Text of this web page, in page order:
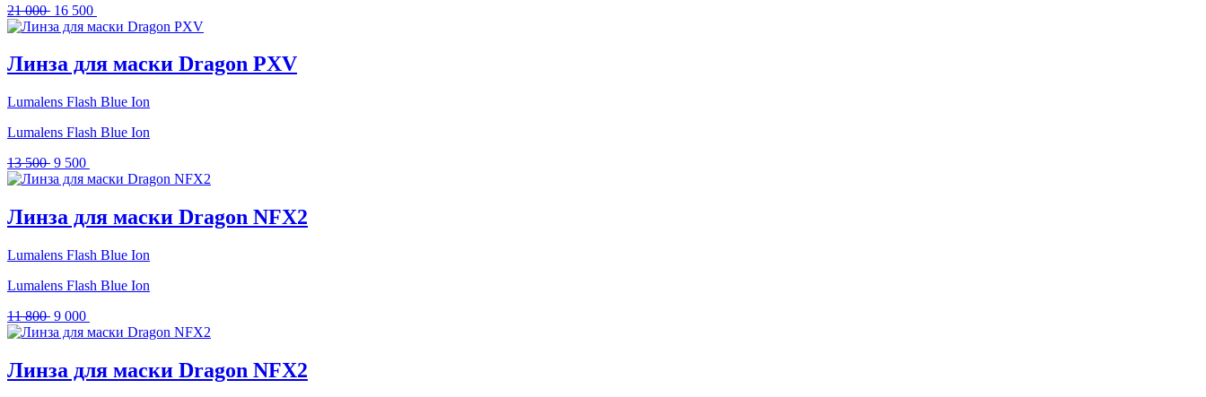
21 000 Первоначальная
цена
21
000 .
16 500
цена:
500 .
Линза для маски Dragon PXV
Lumalens Flash Blue Ion
Lumalens Flash Blue Ion
13 500 Первоначальная
цена
500 .
9 500
цена:
Линза для маски Dragon NFX2
Lumalens Flash Blue Ion
Lumalens Flash Blue Ion
11 800 Первоначальная
цена
800 .
9 000
цена:
Линза для маски Dragon NFX2